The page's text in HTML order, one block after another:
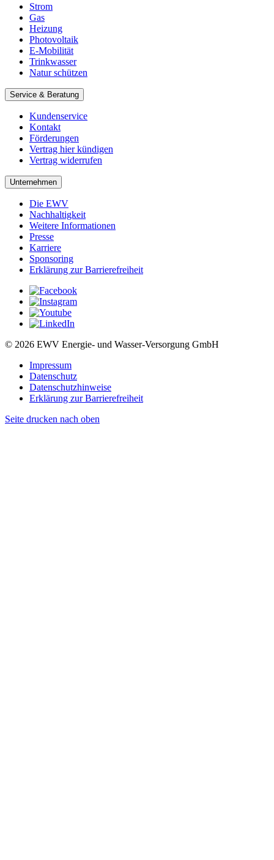
Strom
Gas
Heizung
Photovoltaik
E-Mobilität
Trinkwasser
Natur schützen
Service & Beratung
Kundenservice
Kontakt
Förderungen
Vertrag hier kündigen
Vertrag widerrufen
Unternehmen
Die EWV
Nachhaltigkeit
Weitere Informationen
Presse
Karriere
Sponsoring
Erklärung zur Barrierefreiheit
© 2026 EWV Energie- und Wasser-Versorgung GmbH
Impressum
Datenschutz
Datenschutzhinweise
Erklärung zur Barrierefreiheit
Seite drucken nach oben